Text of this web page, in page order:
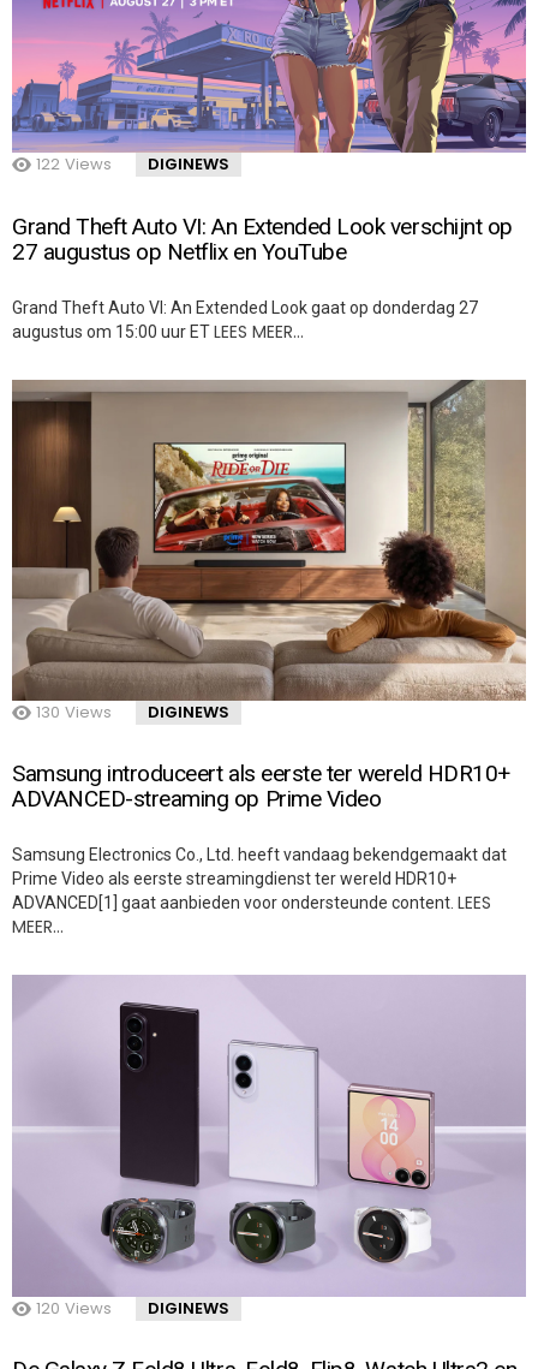
122 Views DIGINEWS
Grand Theft Auto VI: An Extended Look verschijnt op
27 augustus op Netflix en YouTube
Grand Theft Auto VI: An Extended Look gaat op donderdag 27
augustus om 15:00 uur ETLEES MEER…
130 Views DIGINEWS
Samsung introduceert als eerste ter wereld HDR10+
ADVANCED-streaming op Prime Video
Samsung Electronics Co., Ltd. heeft vandaag bekendgemaakt dat
Prime Video als eerste streamingdienst ter wereld HDR10+
ADVANCED[1] gaat aanbieden voor ondersteunde content. LEES
MEER…
120 Views DIGINEWS